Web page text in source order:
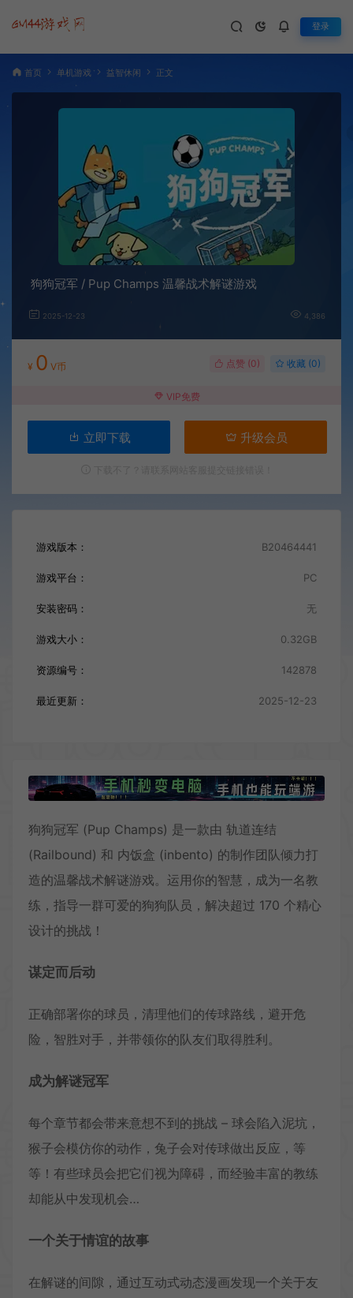
登录
首页 单机游戏 益智休闲 正文
狗狗冠军 / Pup Champs 温馨战术解谜游戏
2025-12-23 4,386
¥ 0 V币 点赞 (0) 收藏 (0)
VIP免费
立即下载 升级会员
游戏版本： B20464441
游戏平台： PC
安装密码： 无
游戏大小： 0.32GB
资源编号： 142878
最近更新： 2025-12-23
狗狗冠军 (Pup Champs) 是一款由 轨道连结
(Railbound) 和 内饭盒 (inbento) 的制作团队倾力打
造的温馨战术解谜游戏。运用你的智慧，成为一名教
练，指导一群可爱的狗狗队员，解决超过 170 个精心
设计的挑战！
谋定而后动
正确部署你的球员，清理他们的传球路线，避开危
险，智胜对手，并带领你的队友们取得胜利。
成为解谜冠军
每个章节都会带来意想不到的挑战 – 球会陷入泥坑，
猴子会模仿你的动作，兔子会对传球做出反应，等
等！有些球员会把它们视为障碍，而经验丰富的教练
却能从中发现机会…
一个关于情谊的故事
在解谜的间隙，通过互动式动态漫画发现一个关于友